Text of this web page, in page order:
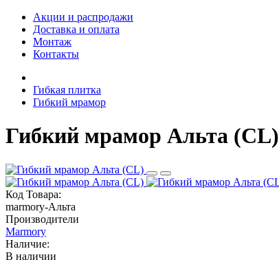
Акции и распродажи
Доставка и оплата
Монтаж
Контакты
Гибкая плитка
Гибкий мрамор
Гибкий мрамор Альта (CL)
Код Товара:
marmory-Альта
Производители
Marmory
Наличие:
В наличии